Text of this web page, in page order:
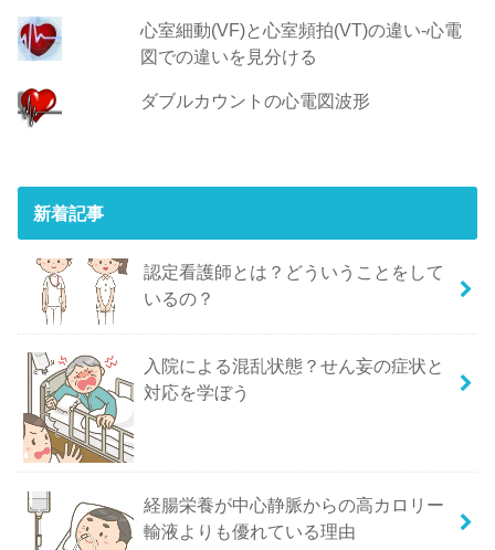
心室細動(VF)と心室頻拍(VT)の違い‐心電
図での違いを見分ける
ダブルカウントの心電図波形
新着記事
認定看護師とは？どういうことをして
いるの？
入院による混乱状態？せん妄の症状と
対応を学ぼう
経腸栄養が中心静脈からの高カロリー
輸液よりも優れている理由